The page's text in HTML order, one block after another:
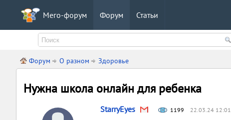
Мего-форум Форум Статьи
Форум О разном Здоровье
Нужна школа онлайн для ребенка
StarryEyes 1199 22.03.24 12:01